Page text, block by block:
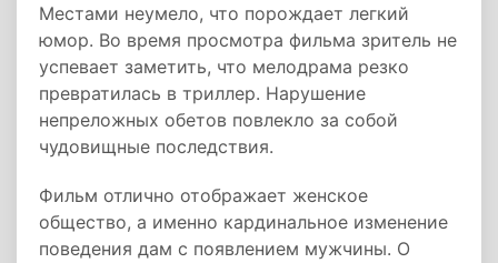
Местами неумело, что порождает легкий
юмор. Во время просмотра фильма зритель не
успевает заметить, что мелодрама резко
превратилась в триллер. Нарушение
непреложных обетов повлекло за собой
чудовищные последствия.
Фильм отлично отображает женское
общество, а именно кардинальное изменение
поведения дам с появлением мужчины. О